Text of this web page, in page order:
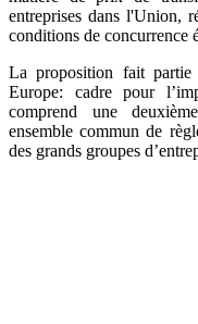
entreprises dans l'Union,
conditions de concurrence
La proposition fait partie
Europe: cadre pour
comprend une deuxième
ensemble commun de
des grands groupes